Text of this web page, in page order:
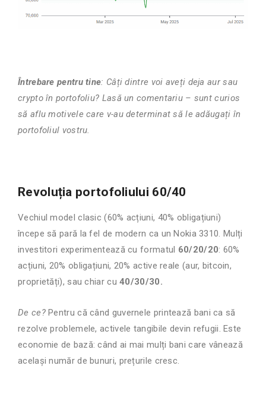
Întrebare pentru tine: Câți dintre voi aveți deja aur sau
crypto în portofoliu? Lasă un comentariu – sunt curios
să aflu motivele care v-au determinat să le adăugați în
portofoliul vostru.
Revoluția portofoliului 60/40
Vechiul model clasic (60% acțiuni, 40% obligațiuni)
începe să pară la fel de modern ca un Nokia 3310. Mulți
investitori experimentează cu formatul 60/20/20: 60%
acțiuni, 20% obligațiuni, 20% active reale (aur, bitcoin,
proprietăți), sau chiar cu40/30/30.
De ce?Pentru că când guvernele printează bani ca să
rezolve problemele, activele tangibile devin refugii. Este
economie de bază: când ai mai mulți bani care vânează
același număr de bunuri, prețurile cresc.